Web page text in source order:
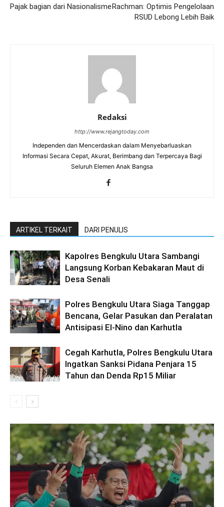
Pajak bagian dari NasionalismeRachman: Optimis Pengelolaan
RSUD Lebong Lebih Baik
Redaksi
http://www.rejangtoday.com
Independen dan Mencerdaskan dalam Menyebarluaskan
Informasi Secara Cepat, Akurat, Berimbang dan Terpercaya Bagi
Seluruh Elemen Anak Bangsa
ARTIKEL TERKAIT DARI PENULIS
Kapolres Bengkulu Utara Sambangi
Langsung Korban Kebakaran Maut di
Desa Senali
Polres Bengkulu Utara Siaga Tanggap
Bencana, Gelar Pasukan dan Peralatan
Antisipasi El-Nino dan Karhutla
Cegah Karhutla, Polres Bengkulu Utara
Ingatkan Sanksi Pidana Penjara 15
Tahun dan Denda Rp15 Miliar